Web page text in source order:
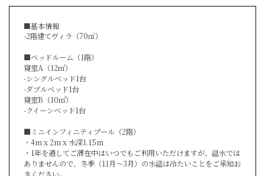
■基本情報
-2階建てヴィラ（70㎡）
■ベッドルーム（1階）
寝室A（12㎡）
-シングルベッド1台
-ダブルベッド1台
寝室B（10㎡）
-クイーンベッド1台
■ミニインフィニティプール（2階）
・4m x 2m x 水深1.15m
・1年を通してご滞在中はいつでもご利用いただけますが、温水では
ありませんので、冬季（11月〜3月）の水温は冷たいことをご承知お